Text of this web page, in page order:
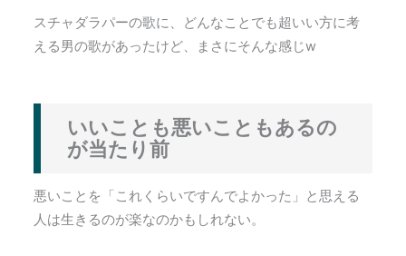
スチャダラパーの歌に、どんなことでも超いい方に考
える男の歌があったけど、まさにそんな感じw
いいことも悪いこともあるの
が当たり前
悪いことを「これくらいですんでよかった」と思える
人は生きるのが楽なのかもしれない。